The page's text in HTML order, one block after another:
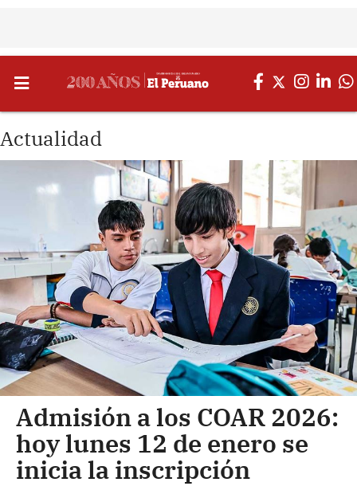
Actualidad
Admisión a los COAR 2026:
hoy lunes 12 de enero se
inicia la inscripción